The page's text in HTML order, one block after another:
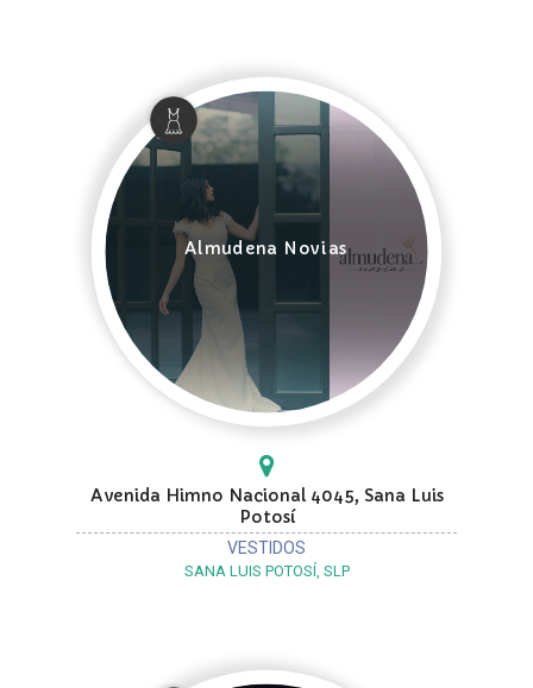
Almudena Novias
Avenida Himno Nacional 4045, Sana Luis
Potosí
VESTIDOS
SANA LUIS POTOSÍ, SLP